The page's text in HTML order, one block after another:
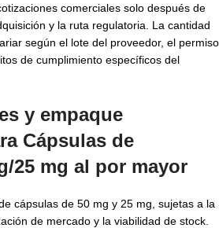
comerciales solo después de
y la ruta regulatoria. La cantidad
según el lote del proveedor, el permiso
de cumplimiento específicos del
y empaque
Cápsulas de
25 mg al por mayor
cápsulas de 50 mg y 25 mg, sujetas a la
de mercado y la viabilidad de stock.